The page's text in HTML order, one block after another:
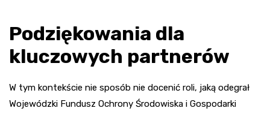
Podziękowania dla
kluczowych partnerów
W tym kontekście nie sposób nie docenić roli, jaką odegrał
Wojewódzki Fundusz Ochrony Środowiska i Gospodarki